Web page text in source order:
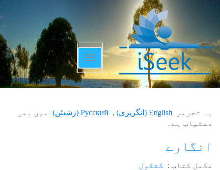
Toggle
navigation
یہ تحریر English
( انگریزی)
Русский
(رشیئن)
میں بھی
دستیاب ہے۔
انگارے
مکمل کتاب : کشکول